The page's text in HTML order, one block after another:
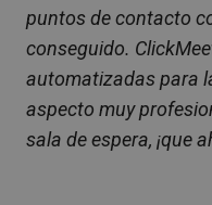
puntos de contacto
conseguido.
automatizadas para
aspecto muy
sala de espera, ¡que